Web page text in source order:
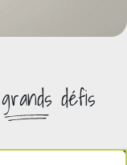
grands défis